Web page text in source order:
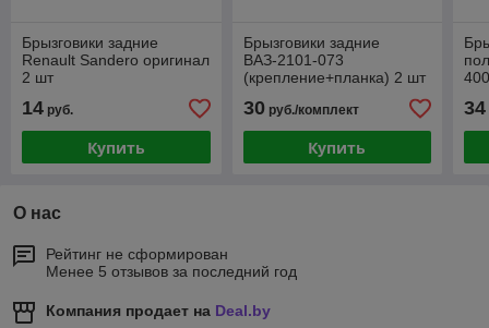
Брызговики задние
Renault Sandero оригинал
2 шт
14 руб.
Купить
Брызговики задние
ВАЗ-2101-073
(крепление+планка) 2 шт
30руб./комплект
Купить
34
О нас
Рейтинг не сформирован
Менее 5 отзывов за последний год
Компания продает на Deal.by